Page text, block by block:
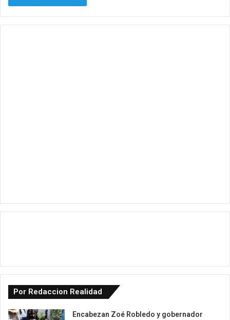
Por Redaccion Realidad
Encabezan Zoé Robledo y gobernador